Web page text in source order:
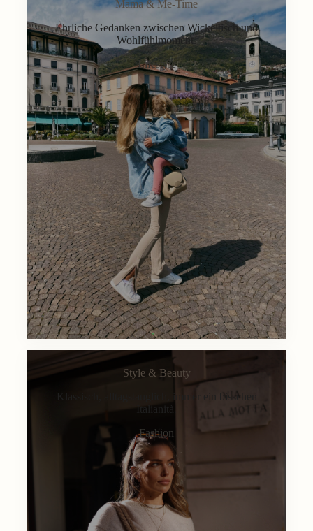
Mama & Me-Time
Ehrliche Gedanken zwischen Wickeltisch und
Wohlfühlmoment.
Lifestyle
Style & Beauty
Klassisch, alltagstauglich, immer ein bisschen
Italianità.
Fashion